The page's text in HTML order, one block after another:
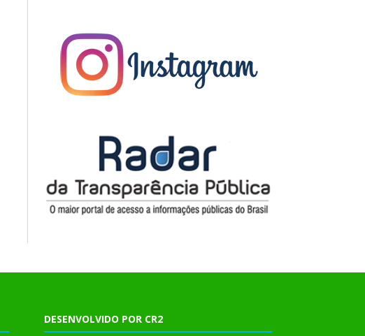
DESENVOLVIDO POR CR2